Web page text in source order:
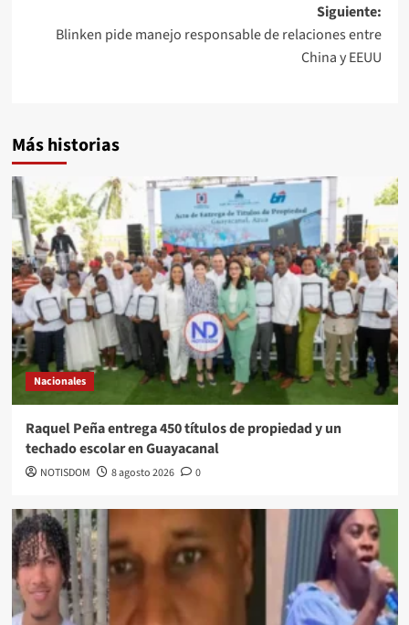
Siguiente:
Blinken pide manejo responsable de relaciones entre
China y EEUU
Más historias
Nacionales
Raquel Peña entrega 450 títulos de propiedad y un
techado escolar en Guayacanal
NOTISDOM 8 agosto 2026 0